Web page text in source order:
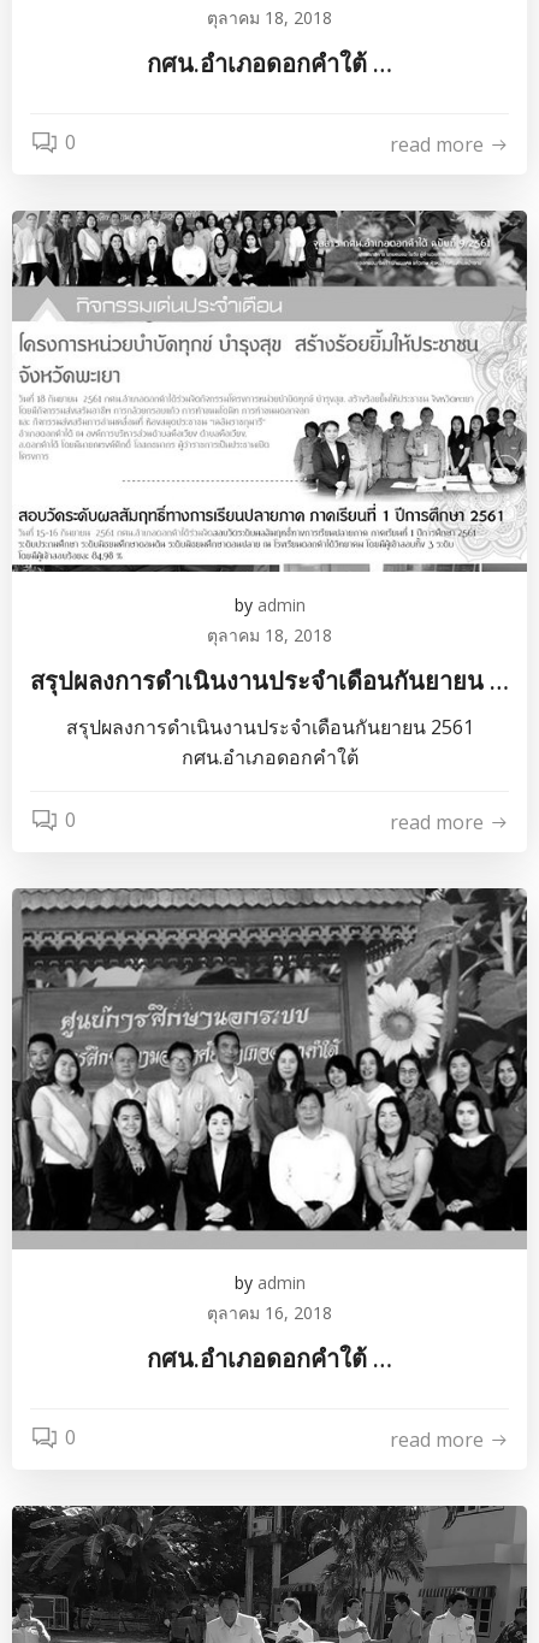
ตุลาคม 18, 2018
กศน.อำเภอดอกคำใต้ …
0 read more
by admin
ตุลาคม 18, 2018
สรุปผลงการดำเนินงานประจำเดือนกันยายน …
สรุปผลงการดำเนินงานประจำเดือนกันยายน 2561
กศน.อำเภอดอกคำใต้
0 read more
by admin
ตุลาคม 16, 2018
กศน.อำเภอดอกคำใต้ …
0 read more